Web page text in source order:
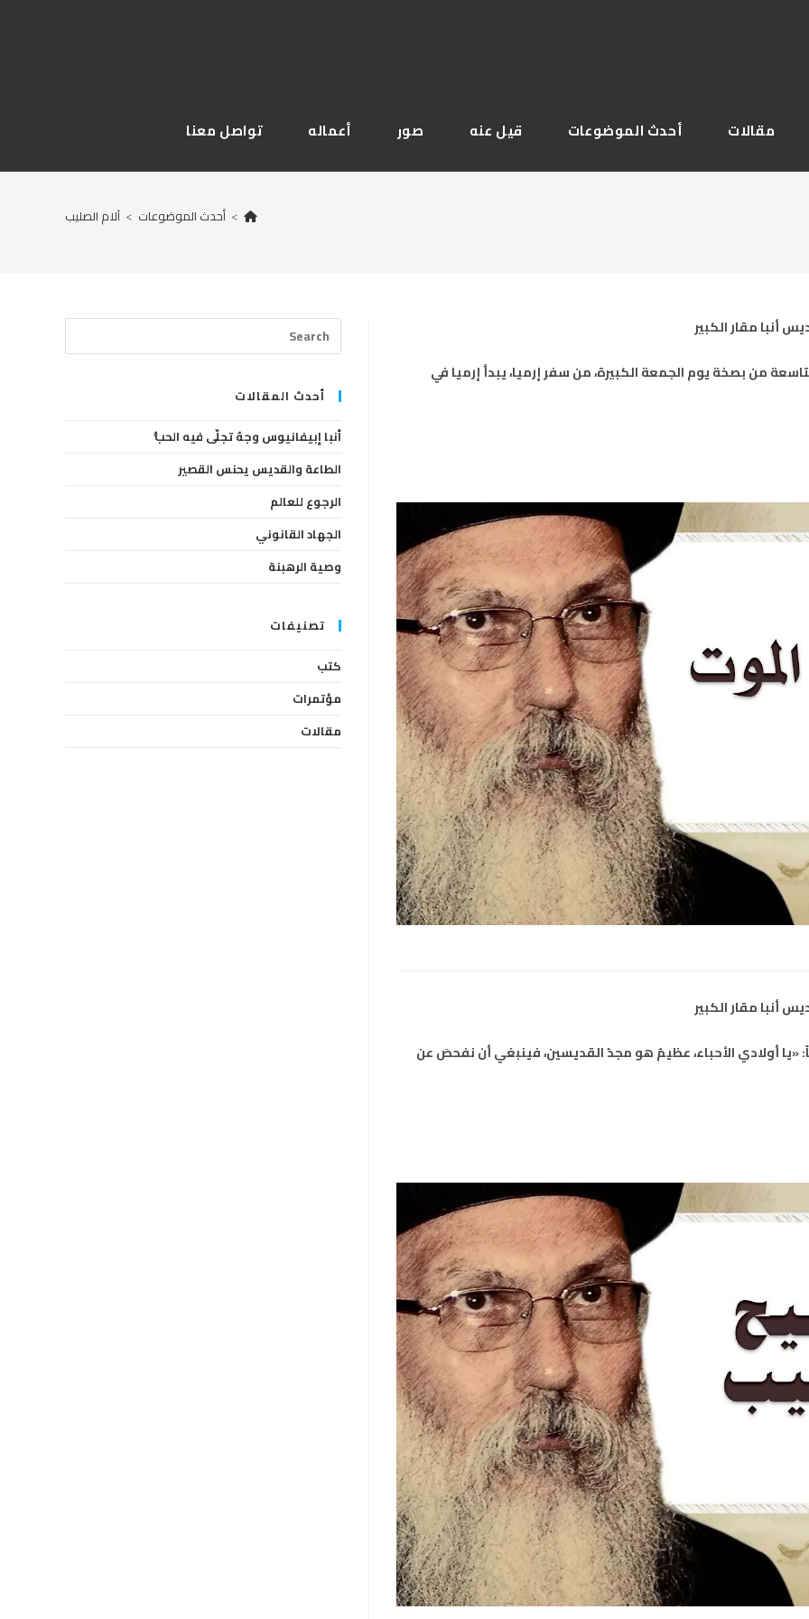
مقالات أحدث الموضوعات قيل عنه صور أعماله تواصل معنا
> أحدث الموضوعات > آلام الصليب
أنبا مقار الكبير
من بصخة يوم الجمعة الكبيرة، من سفر إرميا، يبدأ إرميا في
أنبا مقار الكبير
الصليب وصية أنبا مقار 54 – وقال أيضاً: «يا أولادي الأحباء، عظيمٌ هو مجدُ القديسين، فينبغي أن نفحصَ عن
Escape
أحدث المقالات
أنبا إبيفانيوس وجهٌ تجلّى فيه الحبُّ
الطاعة والقديس يحنس القصير
الرجوع للعالم
الجهاد القانوني
وصية الرهبنة
تصنيفات
كتب
مؤتمرات
مقالات